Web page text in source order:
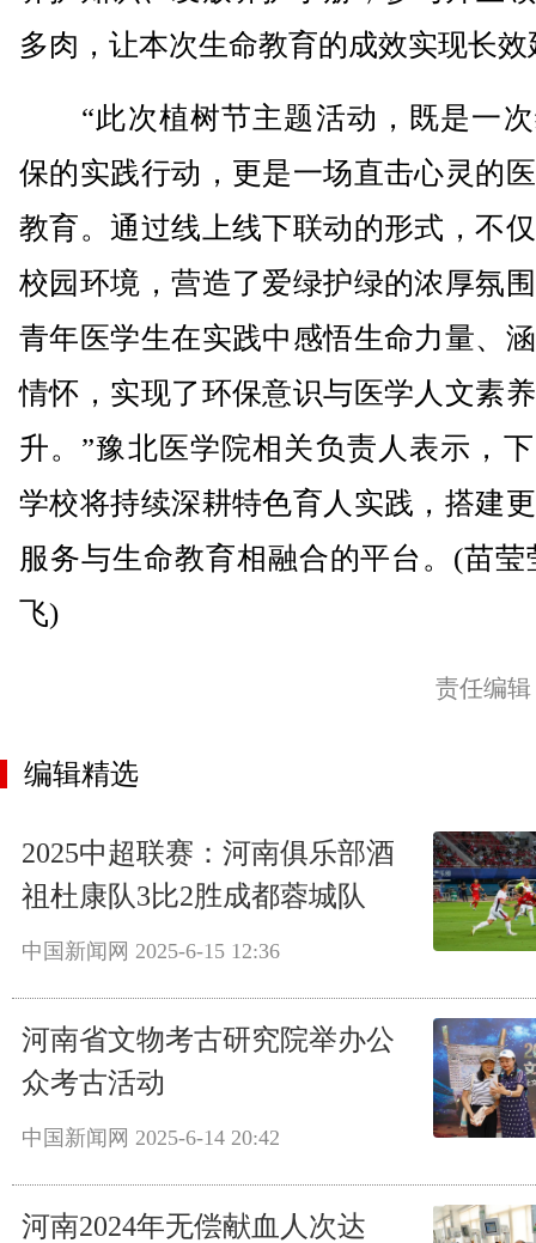
多肉，让本次生命教育的成效实现长效
“此次植树节主题活动，既是一次
保的实践行动，更是一场直击心灵的
教育。通过线上线下联动的形式，不
校园环境，营造了爱绿护绿的浓厚氛
青年医学生在实践中感悟生命力量、
情怀，实现了环保意识与医学人文素
升。”豫北医学院相关负责人表示，
学校将持续深耕特色育人实践，搭建
服务与生命教育相融合的平台。(苗莹
飞)
责任编
编辑精选
2025中超联赛：河南俱乐部酒
祖杜康队3比2胜成都蓉城队
中国新闻网 2025-6-15 12:36
河南省文物考古研究院举办公
众考古活动
中国新闻网 2025-6-14 20:42
河南2024年无偿献血人次达